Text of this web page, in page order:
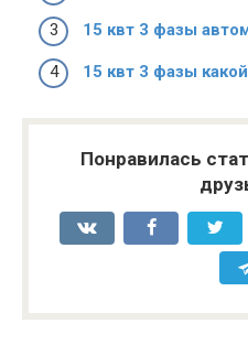
15 квт 3 фазы
15 квт 3 фазы
Понравилась